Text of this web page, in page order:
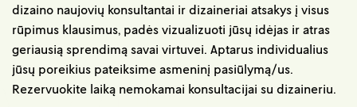
dizaino naujovių konsultantai ir dizaineriai atsakys į visus
rūpimus klausimus, padės vizualizuoti jūsų idėjas ir atras
geriausią sprendimą savai virtuvei. Aptarus individualius
jūsų poreikius pateiksime asmeninį pasiūlymą/us.
Rezervuokite laiką nemokamai konsultacijai su dizaineriu.